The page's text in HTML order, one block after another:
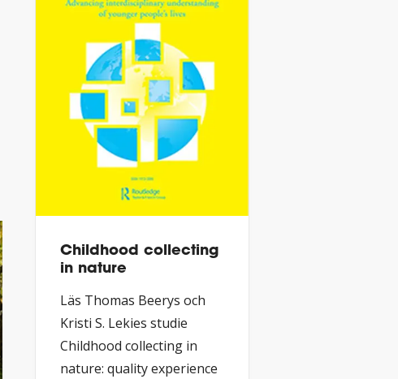
Childhood collecting
in nature
Läs Thomas Beerys och
Kristi S. Lekies studie
Childhood collecting in
nature: quality experience